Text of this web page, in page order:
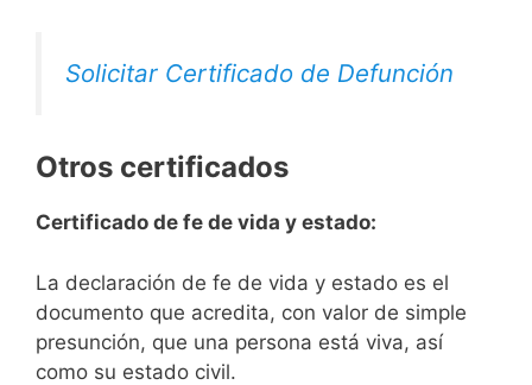
Solicitar Certificado de Defunción
Otros certificados
Certificado de fe de vida y estado:
La declaración de fe de vida y estado es el
documento que acredita, con valor de simple
presunción, que una persona está viva, así
como su estado civil.